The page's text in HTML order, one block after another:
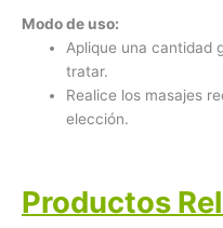
Modo de uso:
Aplique una cantidad
tratar.
Realice los masajes
elección.
Productos